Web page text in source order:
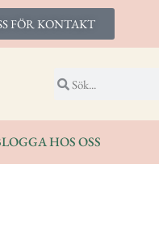
FÖR KONTAKT
HOS OSS